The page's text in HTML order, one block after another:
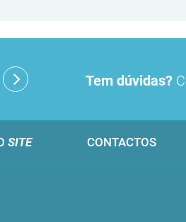
Tem dúvidas?
SITE CONTACTOS